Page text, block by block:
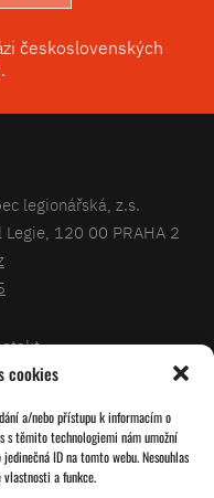
cookies
a/nebo přístupu k informacím o
s těmito technologiemi nám umožní
ID na tomto webu. Nesouhlas
a funkce.
československých
legionářská, z.s.
120 00 PRAHA 2
legionářů
členy
cookies